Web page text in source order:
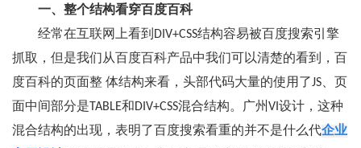
一、整个结构看穿百度百科
经常在互联网上看到DIV+CSS结构容易被百度搜索引擎
抓取，但是我们从百度百科产品中我们可以清楚的看到，百
度百科的页面整 体结构来看，头部代码大量的使用了JS、页
面中间部分是TABLE和DIV+CSS混合结构。广州VI设计，这种
混合结构的出现，表明了百度搜索看重的并不是什么代企业